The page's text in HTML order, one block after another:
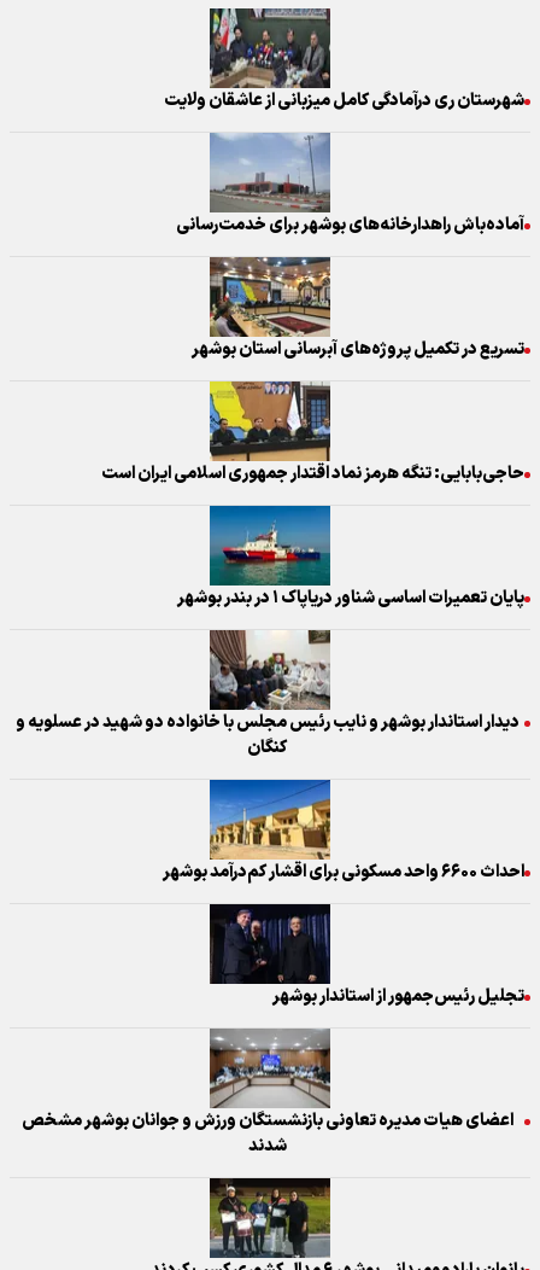
شهرستان ری درآمادگی کامل میزبانی از عاشقان ولایت
آماده‌باش راهدارخانه‌های بوشهر برای خدمت‌رسانی
تسریع در تکمیل پروژه‌های آبرسانی استان بوشهر
حاجی‌بابایی: تنگه هرمز نماد اقتدار جمهوری اسلامی ایران است
پایان تعمیرات اساسی شناور دریاپاک ۱ در بندر بوشهر
دیدار استاندار بوشهر و نایب رئیس مجلس با خانواده دو شهید در عسلویه و
کنگان
احداث ۶۶۰۰ واحد مسکونی برای اقشار کم‌درآمد بوشهر
تجلیل رئیس‌جمهور از استاندار بوشهر
اعضای هیات مدیره تعاونی بازنشستگان ورزش و جوانان بوشهر مشخص
شدند